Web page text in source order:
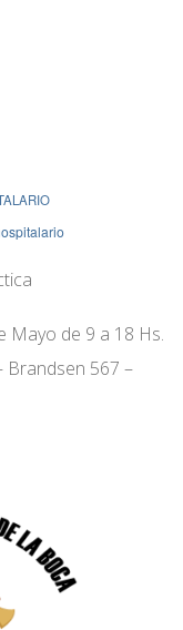
Mayo de 9 a 18 Hs.
Brandsen 567 –